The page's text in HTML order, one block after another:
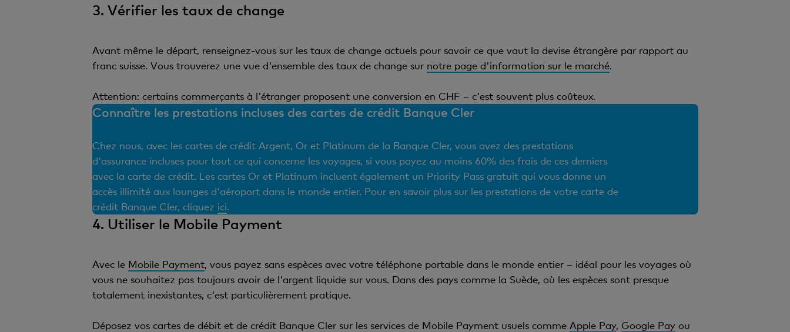
3. Vérifier les taux de change
Avant même le départ, renseignez-vous sur les taux de change actuels pour savoir ce que vaut la devise étrangère par rapport au
franc suisse. Vous trouverez une vue d'ensemble des taux de change sur notre page d'information sur le marché.
Attention: certains commerçants à l'étranger proposent une conversion en CHF – c'est souvent plus coûteux.
Connaître les prestations incluses des cartes de crédit Banque Cler
Chez nous, avec les cartes de crédit Argent, Or et Platinum de la Banque Cler, vous avez des prestations
d'assurance incluses pour tout ce qui concerne les voyages, si vous payez au moins 60% des frais de ces derniers
avec la carte de crédit. Les cartes Or et Platinum incluent également un Priority Pass gratuit qui vous donne un
accès illimité aux lounges d'aéroport dans le monde entier. Pour en savoir plus sur les prestations de votre carte de
crédit Banque Cler, cliquez ici.
4. Utiliser le Mobile Payment
Avec le Mobile Payment, vous payez sans espèces avec votre téléphone portable dans le monde entier – idéal pour les voyages où
vous ne souhaitez pas toujours avoir de l'argent liquide sur vous. Dans des pays comme la Suède, où les espèces sont presque
totalement inexistantes, c'est particulièrement pratique.
Déposez vos cartes de débit et de crédit Banque Cler sur les services de Mobile Payment usuels comme Apple Pay, Google Payou